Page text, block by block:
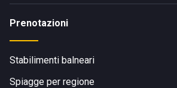
Prenotazioni
Stabilimenti balneari
Spiagge per regione